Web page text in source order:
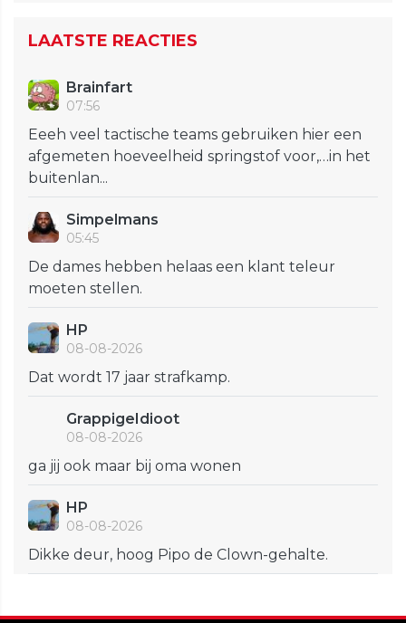
LAATSTE REACTIES
Brainfart
07:56
Eeeh veel tactische teams gebruiken hier een
afgemeten hoeveelheid springstof voor,…in het
buitenlan...
Simpelmans
05:45
De dames hebben helaas een klant teleur
moeten stellen.
HP
08-08-2026
Dat wordt 17 jaar strafkamp.
GrappigeIdioot
08-08-2026
ga jij ook maar bij oma wonen
HP
08-08-2026
Dikke deur, hoog Pipo de Clown-gehalte.